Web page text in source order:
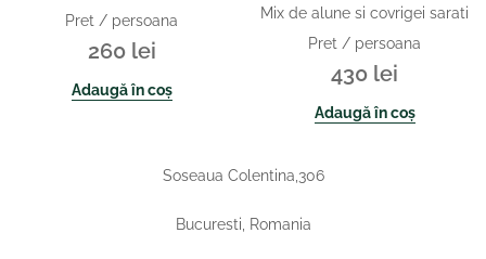
Pret / persoana
260 lei
Adaugă în coș
Mix de alune si covrigei sarati
Pret / persoana
430 lei
Adaugă în coș
Soseaua Colentina,306
Bucuresti, Romania